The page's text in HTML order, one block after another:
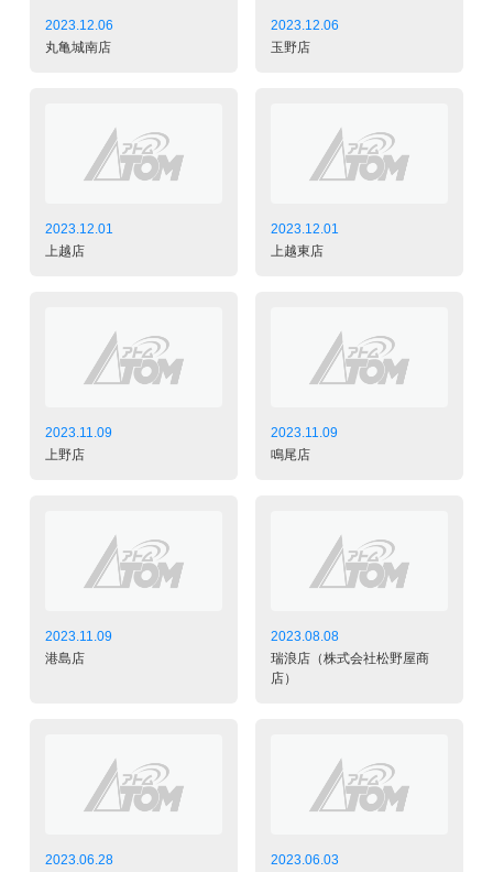
2023.12.06
丸亀城南店
2023.12.06
玉野店
2023.12.01
上越店
2023.12.01
上越東店
2023.11.09
上野店
2023.11.09
鳴尾店
2023.11.09
港島店
2023.08.08
瑞浪店（株式会社松野屋商
店）
2023.06.28
2023.06.03